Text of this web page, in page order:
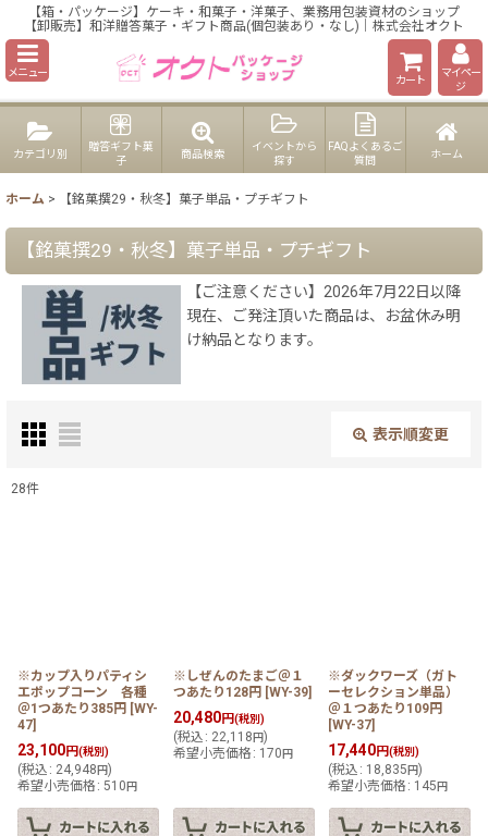
【箱・パッケージ】ケーキ・和菓子・洋菓子、業務用包装資材のショップ
【卸販売】和洋贈答菓子・ギフト商品(個包装あり・なし)｜株式会社オクト
メニュー
カート
マイペー
ジ
カテゴリ別
贈答ギフト菓
子
商品検索
イベントから
探す
FAQよくあるご
質問
ホーム
ホーム > 【銘菓撰29・秋冬】菓子単品・プチギフト
【銘菓撰29・秋冬】菓子単品・プチギフト
【ご注意ください】2026年7月22日以降
現在、ご発注頂いた商品は、お盆休み明
け納品となります。
表示順変更
絞り込む
28件
※カップ入りパティシ
エポップコーン 各種
＠1つあたり385円 [WY-
47]
23,100円(税別)
(税込 : 24,948 円)
希望小売価格 : 510 円
※しぜんのたまご＠１
つあたり128円 [WY-39]
20,480円(税別)
(税込 : 22,118 円)
希望小売価格 : 170 円
※ダックワーズ（ガト
ーセレクション単品）
＠１つあたり109円
[WY-37]
17,440円(税別)
(税込 : 18,835円)
希望小売価格 : 145円